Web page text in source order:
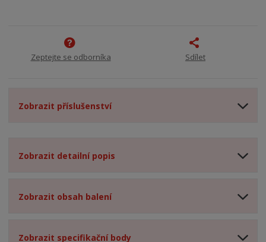
Zeptejte se odborníka Sdílet
Zobrazit příslušenství
Zobrazit detailní popis
Zobrazit obsah balení
Zobrazit specifikační body